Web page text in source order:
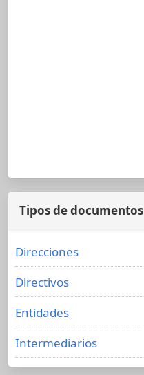
Tipos de documentos
Direcciones
Directivos
Entidades
Intermediarios